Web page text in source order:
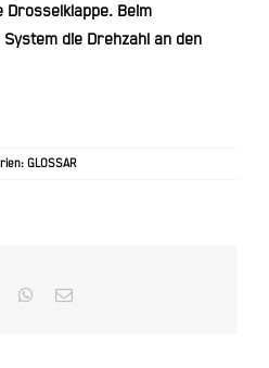
Drosselklappe. Beim
die Drehzahl an den
GLOSSAR
FacebookWhatsApp
E-